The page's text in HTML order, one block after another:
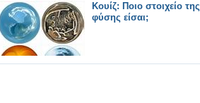
Κουίζ: Ποιο στοιχείο της
φύσης είσαι;